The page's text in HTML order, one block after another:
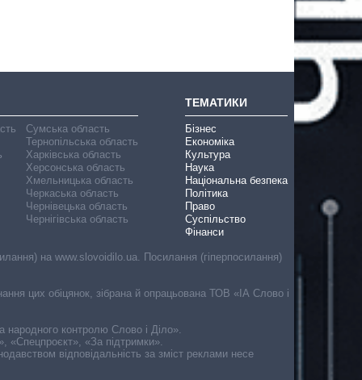
Сумська область
Тернопільська область
Харківська область
Херсонська область
Хмельницька область
Черкаська область
Чернівецька область
Чернігівська область
ТЕМАТИКИ
Бізнес
Економіка
Культура
Наука
Національна безпека
Політика
Право
Суспільство
Фінанси
на www.slovoidilo.ua. Посилання (гіперпосилання)
цих обіцянок, зібрана й опрацьована ТОВ «ІА Слово і
народного контролю Слово і Діло».
«Спецпроєкт», «За підтримки».
відповідальність за зміст реклами несе